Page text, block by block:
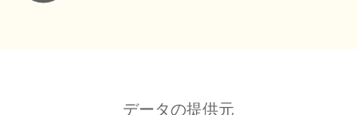
データの提供元